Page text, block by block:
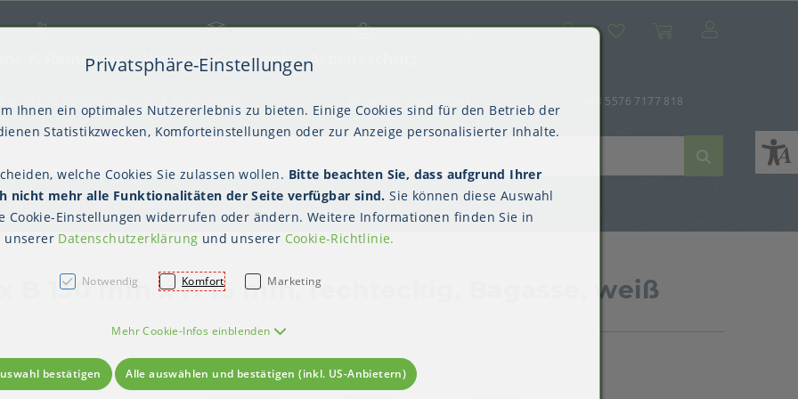
Tisch Gastroverpackungen Küchenbedarf Hygiene & Reinigung
& Reinigung
(PSA) Hygienepapiere Waschraumhygiene Kimberly-Clark™
Versand & Logistik
Palettensicherung Polstern & Kennzeichnen Versandverpackungen
Arbeitsschutz
Einweghauben Mundschutz Schutzkleidung Überschuhe
SucheWunschliste
+43 5576 7177 818
Teller Produkt-Detailansicht
B 130 mm x H 15 mm, rechteckig, Bagasse, weiß
Privatsphäre-Einstellungen
Ihnen ein optimales Nutzererlebnis zu bieten. Einige Cookies sind für den Betrieb der
Statistikzwecken, Komforteinstellungen oder zur Anzeige personalisierter Inhalte.
welche Cookies Sie zulassen wollen. Bitte beachten Sie, dass aufgrund Ihrer
nicht mehr alle Funktionalitäten der Seite verfügbar sind. Sie können diese Auswahl
Cookie-Einstellungen widerrufen oder ändern. Weitere Informationen finden Sie in
unserer Datenschutzerklärung und unserer Cookie-Richtlinie.
Notwendig Komfort Marketing
Mehr Cookie-Infos einblenden
bestätigen Alle auswählen und bestätigen (inkl. US-Anbietern)